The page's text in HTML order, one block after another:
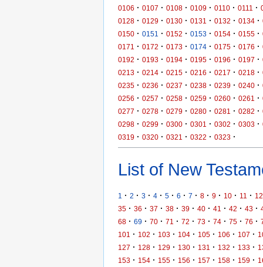
0106 · 0107 · 0108 · 0109 · 0110 · 0111 ·
0128 · 0129 · 0130 · 0131 · 0132 · 0134 ·
0150 · 0151 · 0152 · 0153 · 0154 · 0155 ·
0171
· 0172 · 0173 · 0174 · 0175 · 0176 ·
0192 · 0193 · 0194 · 0195 · 0196 · 0197 ·
0213 · 0214 · 0215 · 0216 · 0217 · 0218 ·
0235 · 0236 · 0237 · 0238 · 0239 · 0240 ·
0256 · 0257 · 0258 · 0259 · 0260 · 0261 ·
0277 · 0278 · 0279 · 0280 · 0281 · 0282 ·
0298 · 0299 · 0300 · 0301 · 0302 · 0303 ·
0319 · 0320 · 0321 · 0322 · 0323 ·
List of New
1 · 2 · 3 · 4 · 5 · 6 · 7 · 8 · 9 · 10 · 11 · 12
35 · 36 · 37 · 38 · 39 · 40 · 41 · 42 · 43 ·
68 · 69 · 70 · 71 · 72 · 73 · 74 · 75 · 76 ·
101
· 102 · 103 · 104 · 105 · 106 · 107 ·
127 · 128 · 129 · 130 · 131 · 132 · 133 ·
153 · 154 · 155 · 156 · 157 · 158 · 159 ·